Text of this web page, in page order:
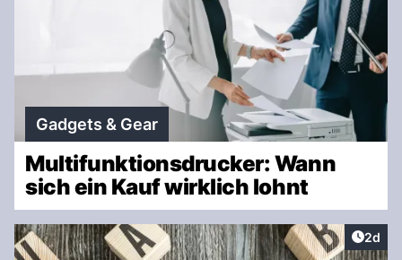
Gadgets & Gear
Multifunktionsdrucker: Wann
sich ein Kauf wirklich lohnt
2d